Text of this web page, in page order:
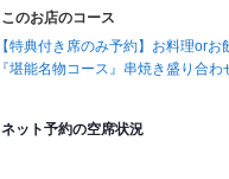
このお店のコース
【特典付き席のみ予約】お料理or
『堪能名物コース』串焼き盛り合
ネット予約の空席状況